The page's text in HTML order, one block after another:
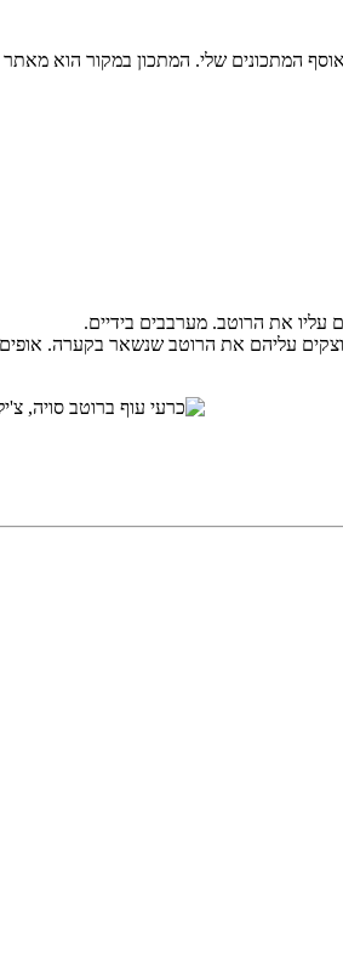
המתכונים שלי. המתכון במקור הוא מאתר
את הרוטב. מערבבים בידיים.